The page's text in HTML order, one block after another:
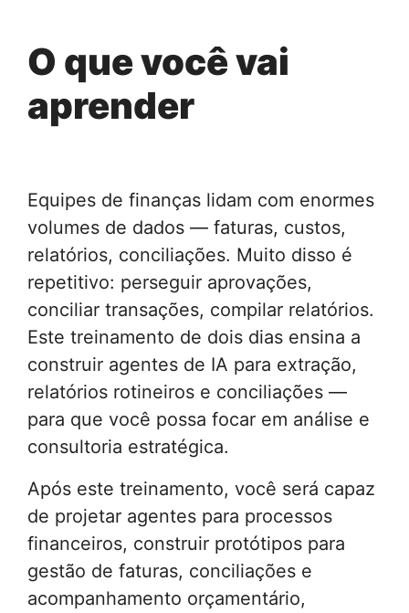
O que você vai
aprender
Equipes de finanças lidam com enormes
volumes de dados — faturas, custos,
relatórios, conciliações. Muito disso é
repetitivo: perseguir aprovações,
conciliar transações, compilar relatórios.
Este treinamento de dois dias ensina a
construir agentes de IA para extração,
relatórios rotineiros e conciliações —
para que você possa focar em análise e
consultoria estratégica.
Após este treinamento, você será capaz
de projetar agentes para processos
financeiros, construir protótipos para
gestão de faturas, conciliações e
acompanhamento orçamentário,